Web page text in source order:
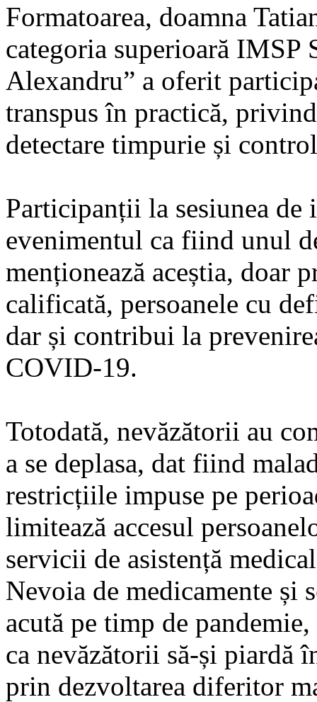
Formatoarea, doamna
categoria superioară IMSP
Alexandru” a oferit
transpus în practică,
detectare timpurie și
Participanții la sesiunea de
evenimentul ca fiind unul
menționează aceștia, doar
calificată, persoanele cu
dar și contribui la
COVID-19.
Totodată, nevăzătorii au
a se deplasa, dat fiind
restricțiile impuse pe
limitează accesul
servicii de asistență
Nevoia de medicamente și
acută pe timp de
ca nevăzătorii să-și piardă
prin dezvoltarea diferitor